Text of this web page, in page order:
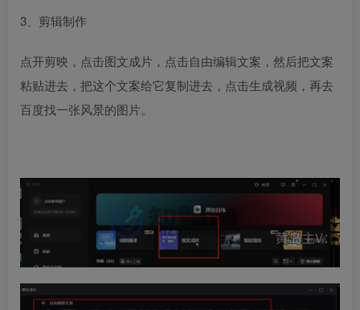
3、剪辑制作​
点开剪映，点击图文成片，点击自由编辑文案，然后把文案
粘贴进去，把这个文案给它复制进去，点击生成视频，再去
百度找一张风景的图片。​